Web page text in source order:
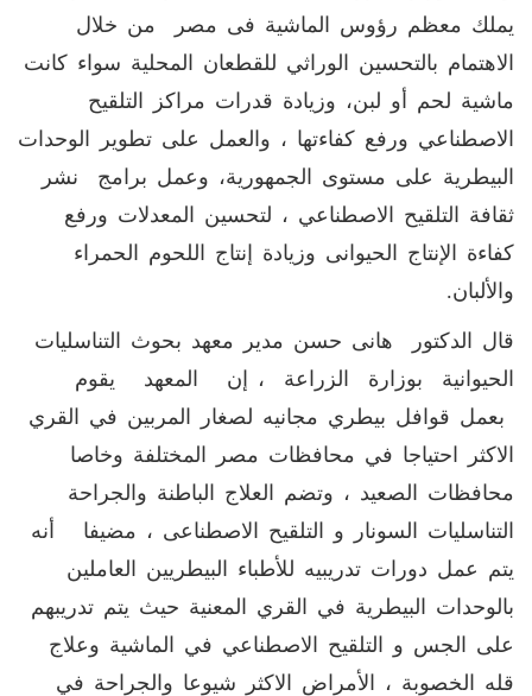
يملك معظم رؤوس الماشية فى مصر من خلال
الاهتمام بالتحسين الوراثي للقطعان المحلية سواء كانت
ماشية لحم أو لبن، وزيادة قدرات مراكز التلقيح
الاصطناعي ورفع كفاءتها ، والعمل على تطوير الوحدات
البيطرية على مستوى الجمهورية، وعمل برامج نشر
ثقافة التلقيح الاصطناعي ، لتحسين المعدلات ورفع
كفاءة الإنتاج الحيوانى وزيادة إنتاج اللحوم الحمراء
والألبان.
قال الدكتور هانى حسن مدير معهد بحوث التناسليات
الحيوانية بوزارة الزراعة ، إن المعهد يقوم
بعمل قوافل بيطري مجانيه لصغار المربين في القري
الاكثر احتياجا في محافظات مصر المختلفة وخاصا
محافظات الصعيد ، وتضم العلاج الباطنة والجراحة
التناسليات السونار و التلقيح الاصطناعى ، مضيفا أنه
يتم عمل دورات تدريبيه للأطباء البيطريين العاملين
بالوحدات البيطرية في القري المعنية حيث يتم تدريبهم
على الجس و التلقيح الاصطناعي في الماشية وعلاج
قله الخصوبة ، الأمراض الاكثر شيوعا والجراحة في